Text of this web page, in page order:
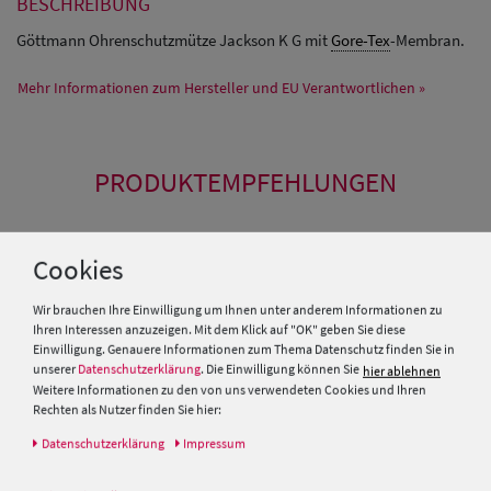
Göttmann Ohrenschutzmütze Jackson K G mit Gore-Tex-Membran.
Mehr Informationen zum Hersteller und EU Verantwortlichen »
PRODUKTEMPFEHLUNGEN
Cookies
Wir brauchen Ihre Einwilligung um Ihnen unter anderem Informationen zu
Ihren Interessen anzuzeigen. Mit dem Klick auf "OK" geben Sie diese
Einwilligung. Genauere Informationen zum Thema Datenschutz finden Sie in
unsererDatenschutzerklärung. Die Einwilligung können Sie hier ablehnen
Weitere Informationen zu den von uns verwendeten Cookies und Ihren
Rechten als Nutzer finden Sie hier:
Daten­schutz­erklärung Impressum